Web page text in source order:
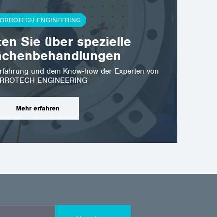
ENGINEERING
Sie über spezielle
und dem Know-how der Experten von
ENGINEERING
Mehr erfahren